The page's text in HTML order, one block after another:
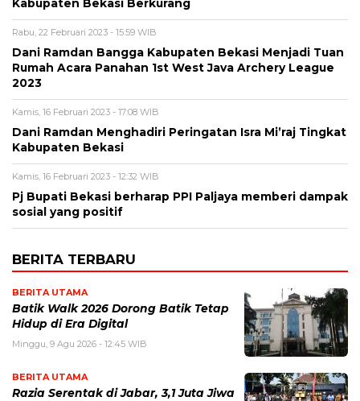
Kabupaten Bekasi Berkurang
Rabu, 22 Februari 2023 - 15:59 WIB
Dani Ramdan Bangga Kabupaten Bekasi Menjadi Tuan
Rumah Acara Panahan 1st West Java Archery League
2023
Kamis, 16 Februari 2023 - 17:08 WIB
Dani Ramdan Menghadiri Peringatan Isra Mi’raj Tingkat
Kabupaten Bekasi
Kamis, 16 Februari 2023 - 12:32 WIB
Pj Bupati Bekasi berharap PPI Paljaya memberi dampak
sosial yang positif
BERITA TERBARU
BERITA UTAMA
Batik Walk 2026 Dorong Batik Tetap
Hidup di Era Digital
Minggu, 9 Agu 2026 - 12:45 WIB
BERITA UTAMA
Razia Serentak di Jabar, 3,1 Juta Jiwa